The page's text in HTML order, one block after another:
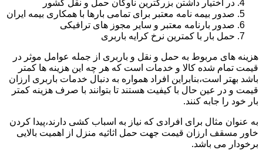
در اختیار داشتن بزرگترین ناوگان حمل و نقل کشور
صدور بیمه نامه معتبر برای تمامی بارها با همکاری بیمه ایران
صدور بارنامه معتبر و سایر مجوز های ترافیکی
حمل بار با کمترین نرخ کرایه باربری
هزینه های مربوط به حمل و نقل و باربری از جمله عوامل موثر در
قیمت تمام شده کالا و خدمات است که هر چه این هزینه ها کمتر
باشد بهتر است،بنابراین افراد همواره به دنبال خدمات باربری ارزان
قیمت و در عین حال با کیفیت هستند تا بتوانند با صرف هزینه کمتر
بار خود را جابه کنند.
به عنوان مثال برای افرادی که نیاز به اسباب کشی دارند،پیدا کردن
خاور مسقف ارزان قیمت جهت حمل اثاثیه منزل از اهمیت بالایی
برخودار می باشد.